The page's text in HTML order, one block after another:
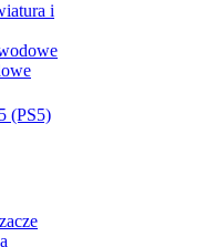
i
(PS5)